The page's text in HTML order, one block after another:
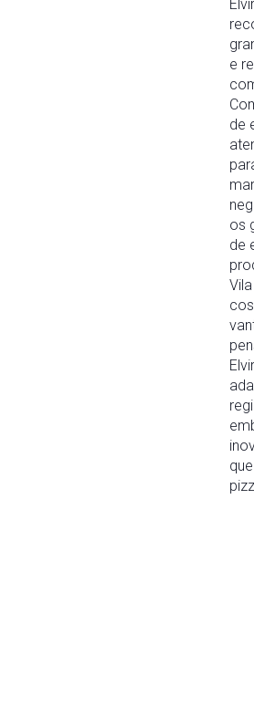
e
de
os
de